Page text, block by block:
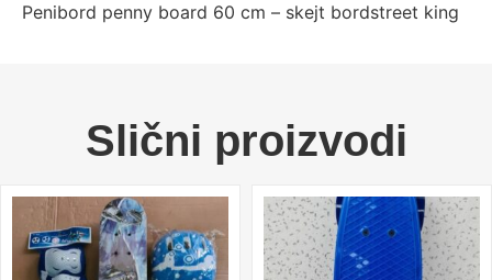
Penibord penny board 60 cm – skejt bordstreet king
Slični proizvodi